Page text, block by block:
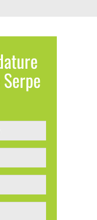
personnes
Nîmes